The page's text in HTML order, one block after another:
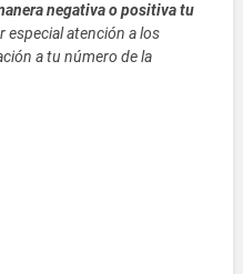
negativa o positiva tu
especial atención a los
a tu número de la